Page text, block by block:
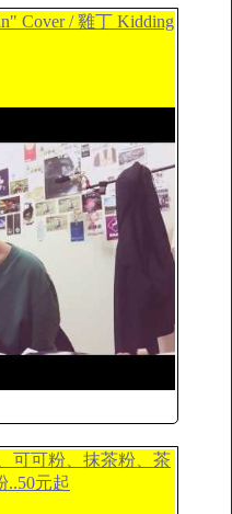
Cover / 雞丁 Kidding
可可粉、抹茶粉、茶
..50元起